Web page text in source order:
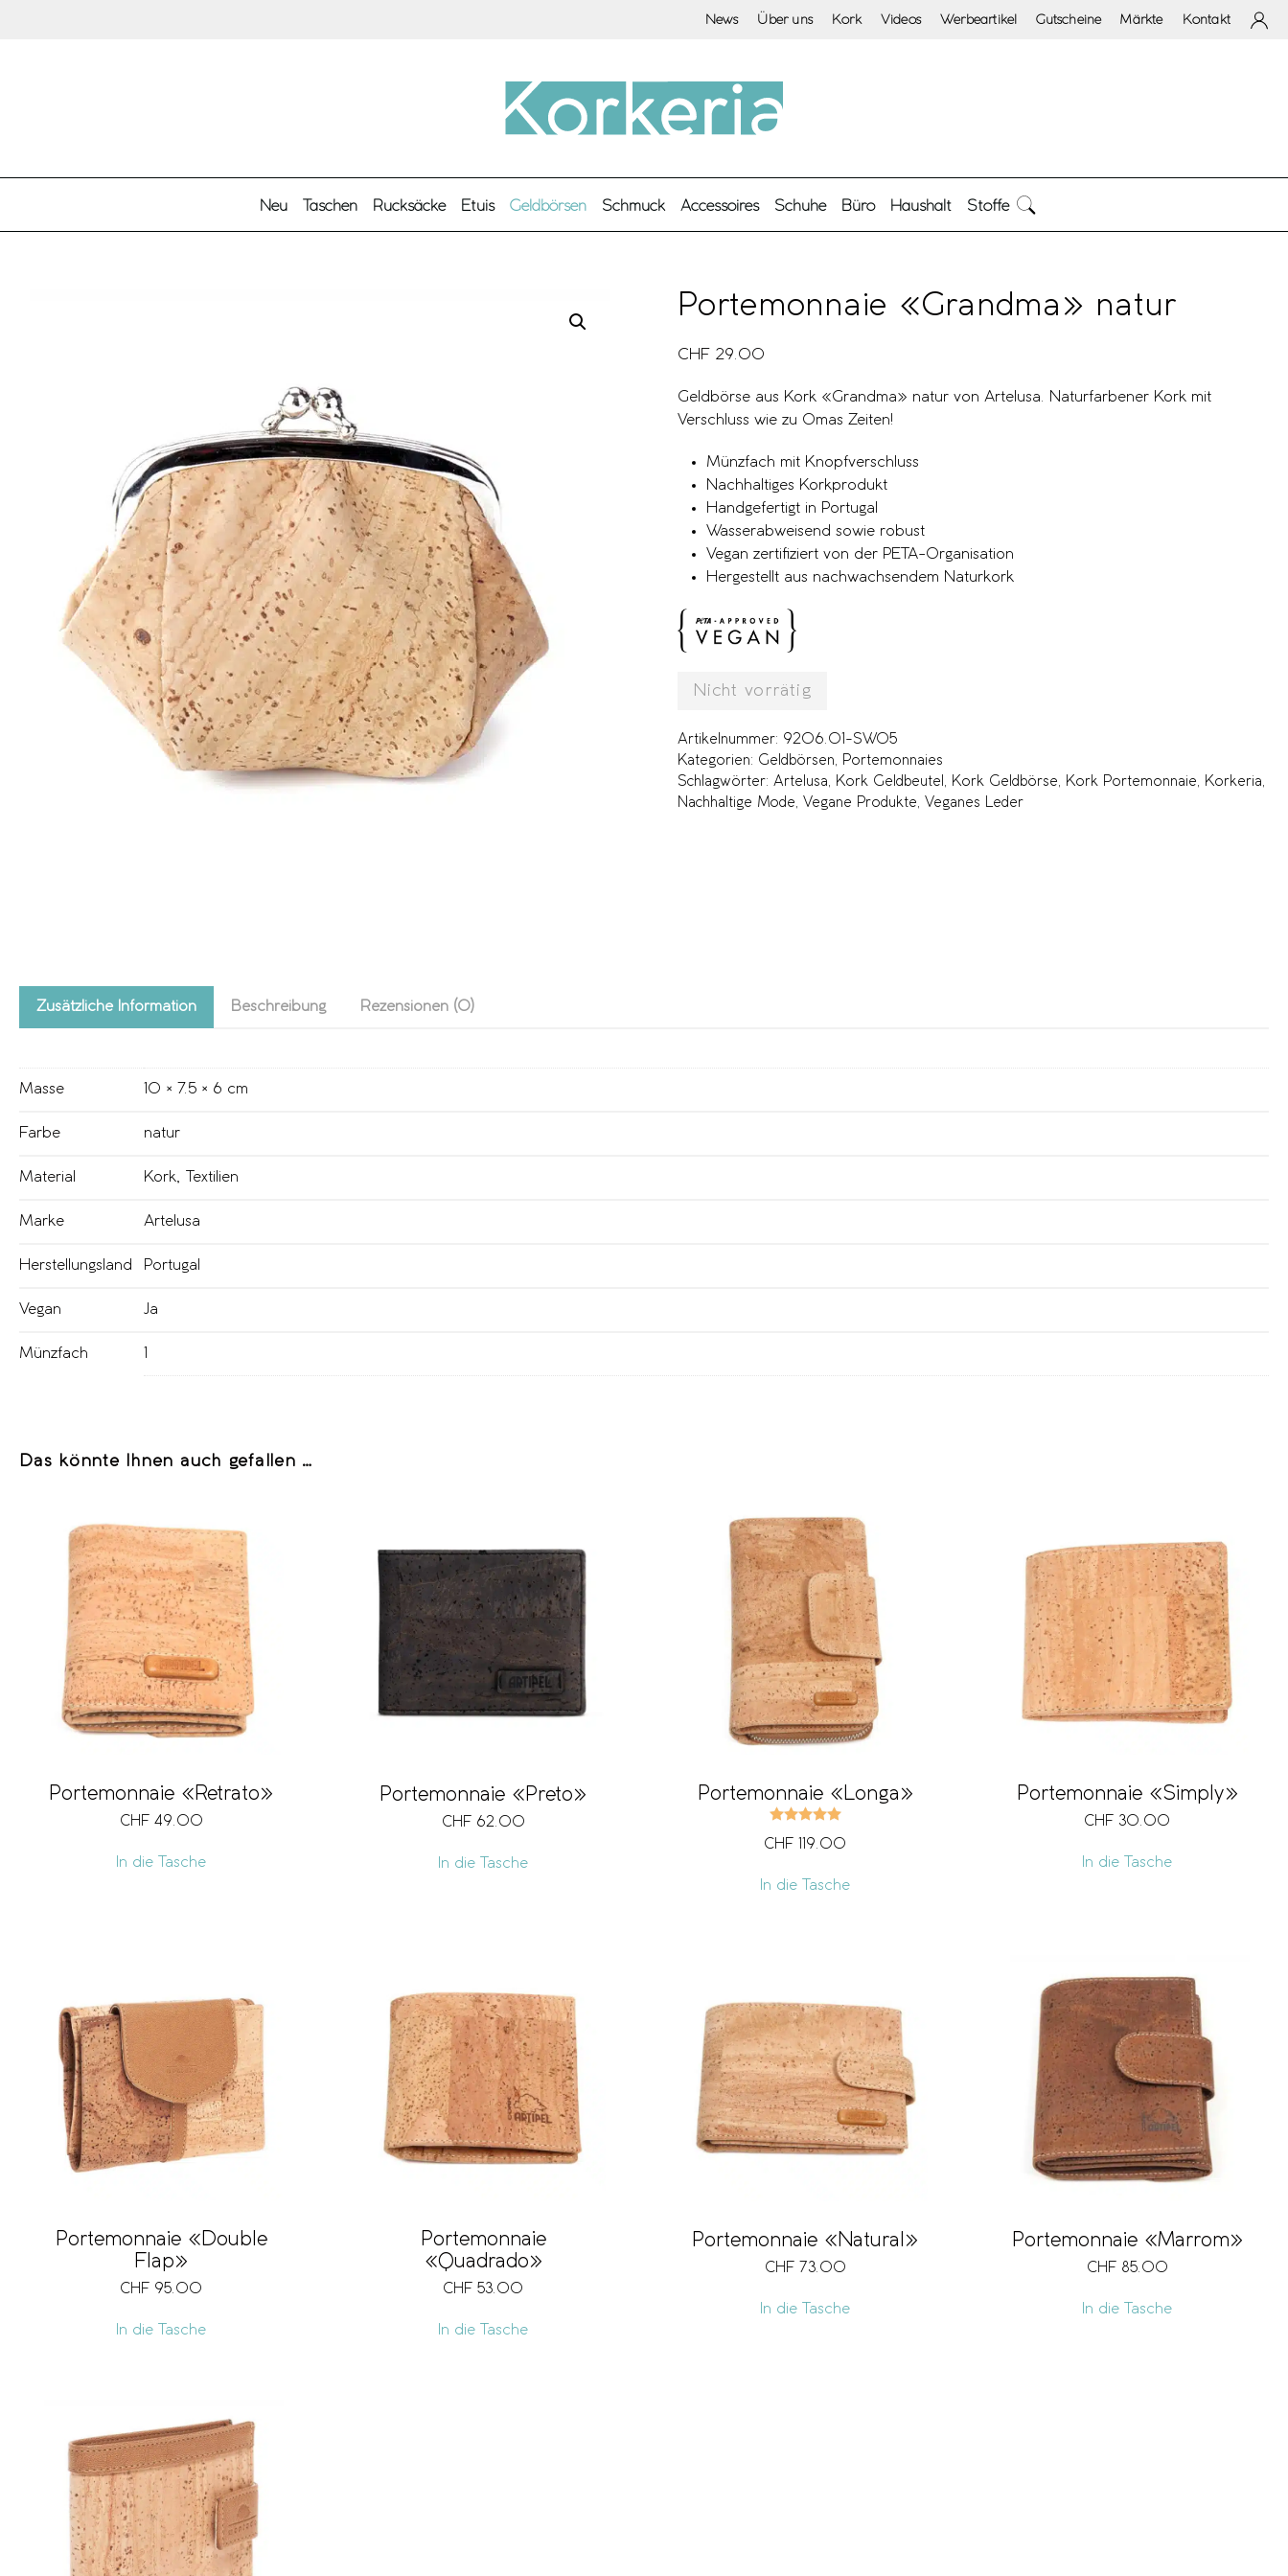
News Über uns Kork Videos Werbeartikel Gutscheine Märkte Kontakt
Neu Taschen Rucksäcke Etuis Geldbörsen Schmuck Accessoires Schuhe Büro Haushalt Stoffe
Portemonnaie «Grandma» natur
CHF 29.00
Geldbörse aus Kork «Grandma» natur von Artelusa. Naturfarbener Kork mit
Verschluss wie zu Omas Zeiten!
Münzfach mit Knopfverschluss
Nachhaltiges Korkprodukt
Handgefertigt in Portugal
Wasserabweisend sowie robust
Vegan zertifiziert von der PETA-Organisation
Hergestellt aus nachwachsendem Naturkork
Nicht vorrätig
Artikelnummer: 9206.01-SW05
Kategorien: Geldbörsen, Portemonnaies
Schlagwörter: Artelusa, Kork Geldbeutel , Kork Geldbörse, Kork Portemonnaie, Korkeria,
Nachhaltige Mode, Vegane Produkte, Veganes Leder
Zusätzliche Information Beschreibung Rezensionen (0)
Masse 10 × 7.5 × 6 cm
Farbe natur
Material Kork, Textilien
Marke Artelusa
Herstellungsland Portugal
Vegan Ja
Münzfach
Das könnte Ihnen auch gefallen …
Portemonnaie «Retrato»
CHF 49.00
In die Tasche
Portemonnaie «Preto»
CHF 62.00
In die Tasche
Portemonnaie «Longa»
Bewertet mit
CHF 119.00
In die Tasche
Portemonnaie «Simply»
CHF 30.00
In die Tasche
Portemonnaie «Double
Flap»
CHF 95.00
In die Tasche
Portemonnaie
«Quadrado»
CHF 53.00
In die Tasche
Portemonnaie «Natural»
CHF 73.00
In die Tasche
Portemonnaie «Marrom»
CHF 85.00
In die Tasche